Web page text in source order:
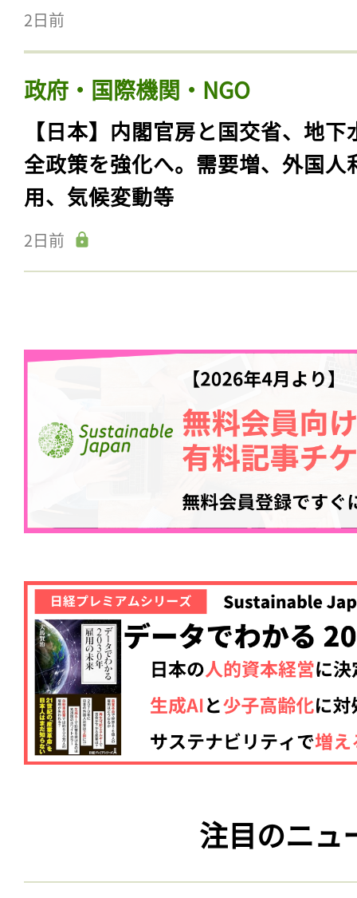
2日前
政府・国際機関・NGO
【日本】内閣官房と国交省、地下
全政策を強化へ。需要増、外国人
用、気候変動等
2日前
注目のニュ